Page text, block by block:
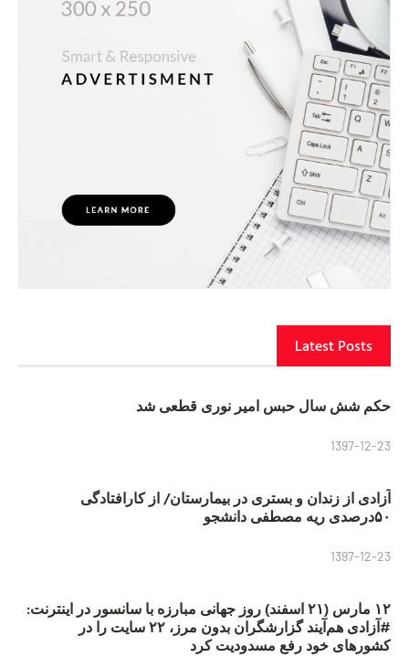
Latest Posts
حکم شش سال حبس امیر نوری قطعی شد
1397-12-23
آزادی از زندان و بستری در بیمارستان/ از کارافتادگی
۵۰درصدی ریه مصطفی دانشجو
1397-12-23
۱۲ مارس (۲۱ اسفند) روز جهانی مبارزه با سانسور در اینترنت:
#آزادی هم‌آیند گزارشگران‌ بدون مرز، ۲۲ سایت را در
کشورهای خود رفع مسدودیت کرد